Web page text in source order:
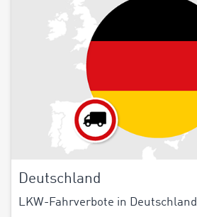
Deutschland
LKW-Fahrverbote in Deutschland